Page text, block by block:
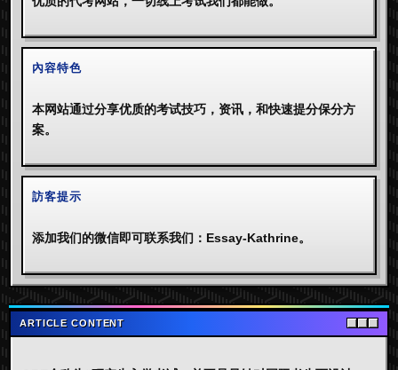
內容特色
本网站通过分享优质的考试技巧，资讯，和快速提分保分方
案。
訪客提示
添加我们的微信即可联系我们：Essay-Kathrine。
ARTICLE CONTENT